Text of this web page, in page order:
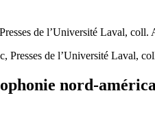
de l’Université Laval, coll.
nord-